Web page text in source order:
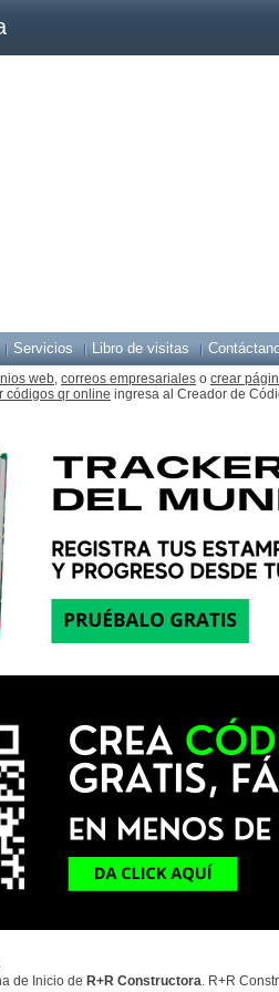
Servicios Libro de visitas
web, correos empresariales o crear
códigos qr online ingresa al Creador de
de Inicio de R+R Constructora. R+R